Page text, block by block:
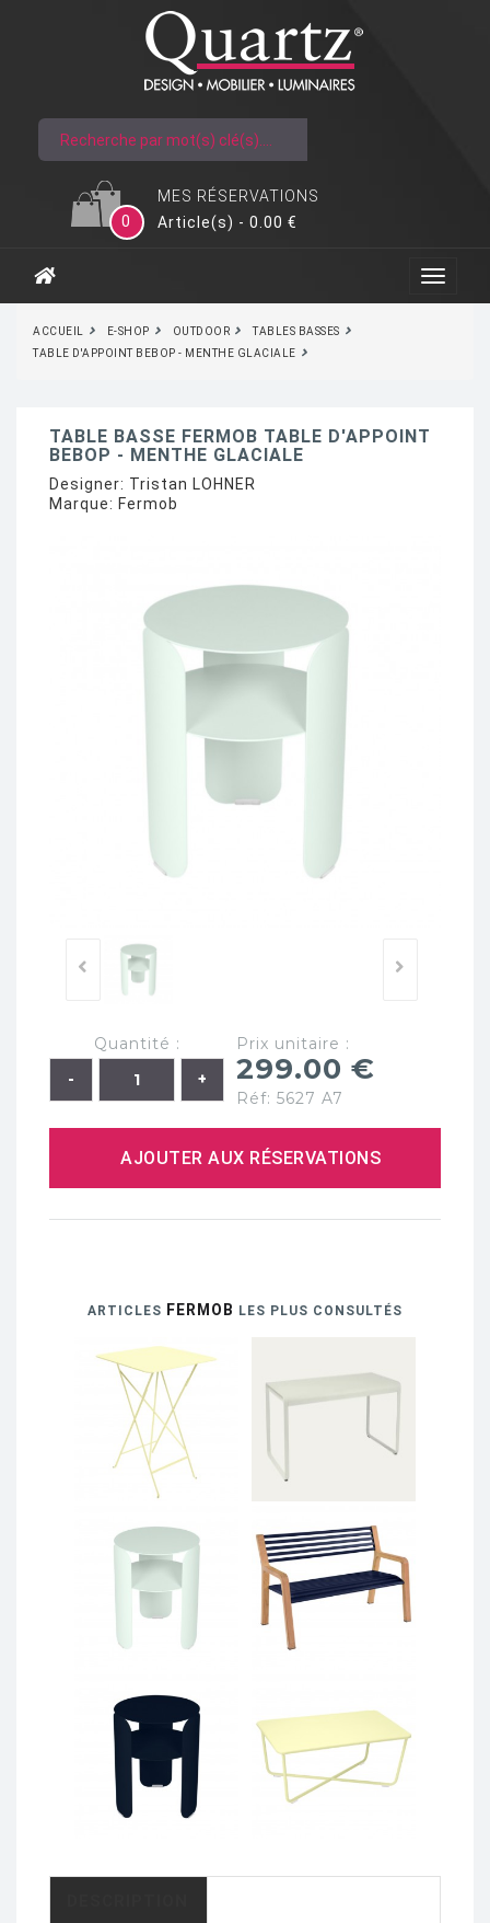
MES RÉSERVATIONS
0
Article(s) - 0.00 €
ACCUEIL E-SHOP OUTDOOR
TABLES BASSES
TABLE D'APPOINT BEBOP - MENTHE GLACIALE
TABLE BASSE FERMOB TABLE D'APPOINT
BEBOP - MENTHE GLACIALE
Designer: Tristan LOHNER
Marque: Fermob
Quantité : Prix unitaire :
299.00 €
Réf: 5627 A7
AJOUTER AUX RÉSERVATIONS
ARTICLES FERMOB LES PLUS CONSULTÉS